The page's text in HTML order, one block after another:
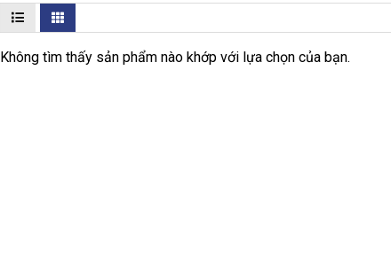
Không tìm thấy sản phẩm nào khớp với lựa chọn của bạn.